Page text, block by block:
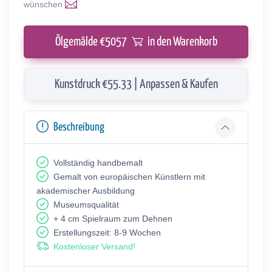
wünschen
Ölgemälde €5057 in den Warenkorb
Kunstdruck €55.33 | Anpassen & Kaufen
Beschreibung
Vollständig handbemalt
Gemalt von europäischen Künstlern mit
akademischer Ausbildung
Museumsqualität
+ 4 cm Spielraum zum Dehnen
Erstellungszeit: 8-9 Wochen
Kostenloser Versand!